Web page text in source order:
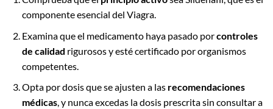
componente esencial del Viagra.
Examina que el medicamento haya pasado porcontroles
de calidad rigurosos y esté certificado por organismos
competentes.
Opta por dosis que se ajusten a las recomendaciones
médicas, y nunca excedas la dosis prescrita sin consultar a